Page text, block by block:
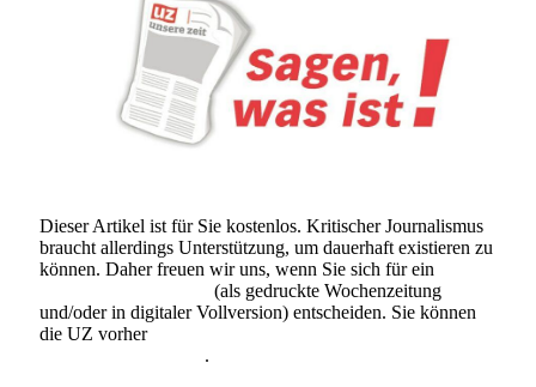
Dieser Artikel ist für Sie kostenlos. Kritischer Journalismus
braucht allerdings Unterstützung, um dauerhaft existieren zu
können. Daher freuen wir uns, wenn Sie sich für ein
(als gedruckte Wochenzeitung
und/oder in digitaler Vollversion) entscheiden. Sie können
die UZ vorher
.